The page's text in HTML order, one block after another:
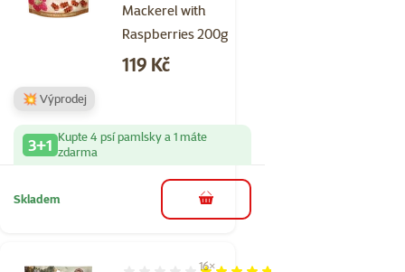
Mackerel with
Raspberries 200g
Cena
119 Kč
💥 Výprodej
3+1 Kupte 4 psí pamlsky a 1 máte
zdarma
Skladem do košíku
16×